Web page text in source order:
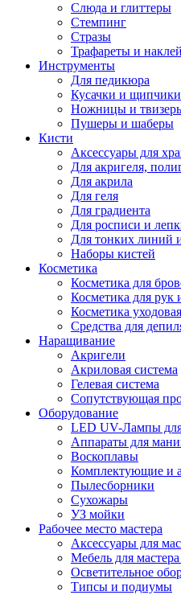
Слюда и глиттеры
Стемпинг
Стразы
Трафареты и
Инструменты
Для педикюра
Кусачки и щипчики
Ножницы и
Пушеры и шаберы
Кисти
Аксессуары для
Для акригеля,
Для акрила
Для геля
Для градиента
Для росписи и
Для тонких линий
Наборы кистей
Косметика
Косметика для
Косметика для рук
Косметика уходовая
Средства для
Наращивание
Акригели
Акриловая система
Гелевая система
Сопутствующая
Оборудование
LED UV-Лампы
Аппараты для
Воскоплавы
Комплектующие и
Пылесборники
Сухожары
УЗ мойки
Рабочее место мастера
Аксессуары для
Мебель для
Осветительное
Типсы и подиумы